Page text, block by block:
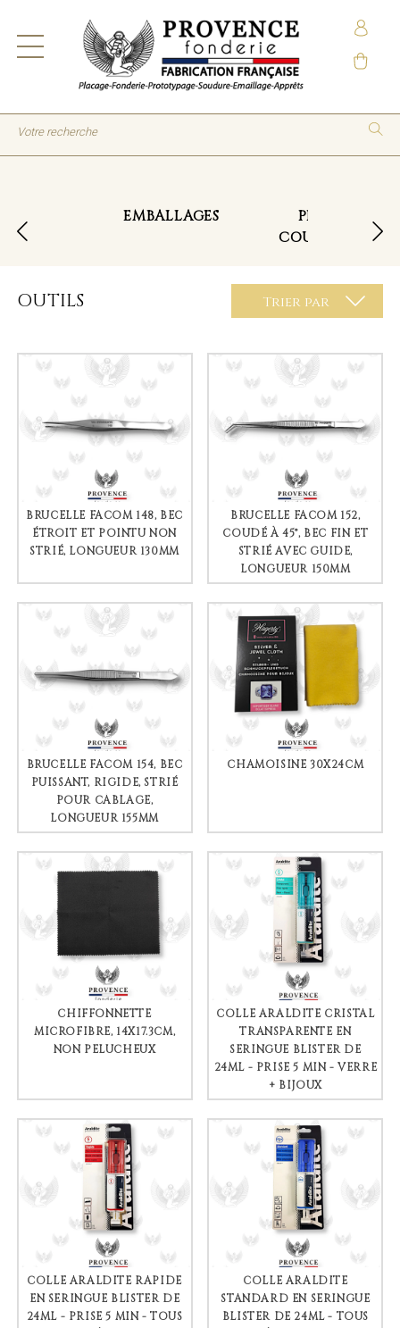
EMBALLAGES
PINCES
COUPANTES
Trier par
OUTILS
BRUCELLE FACOM 148, BEC
ÉTROIT ET POINTU NON
STRIÉ, LONGUEUR 130MM
BRUCELLE FACOM 152,
COUDÉ À 45°, BEC FIN ET
STRIÉ AVEC GUIDE,
LONGUEUR 150MM
BRUCELLE FACOM 154, BEC
PUISSANT, RIGIDE, STRIÉ
POUR CÂBLAGE,
LONGUEUR 155MM
CHAMOISINE 30X24CM
CHIFFONNETTE
MICROFIBRE, 14X17.3CM,
NON PELUCHEUX
COLLE ARALDITE CRISTAL
TRANSPARENTE EN
SERINGUE BLISTER DE
24ML - PRISE 5 MIN - VERRE
+ BIJOUX
COLLE ARALDITE RAPIDE
EN SERINGUE BLISTER DE
24ML - PRISE 5 MIN - TOUS
COLLE ARALDITE
STANDARD EN SERINGUE
BLISTER DE 24ML - TOUS